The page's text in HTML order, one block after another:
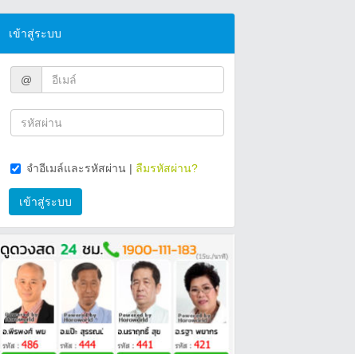
เข้าสู่ระบบ
@
จำอีเมล์และรหัสผ่าน | ลืมรหัสผ่าน?
เข้าสู่ระบบ